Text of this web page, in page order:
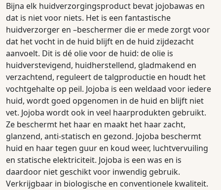
Bijna elk huidverzorgingsproduct bevat jojobawas en
dat is niet voor niets. Het is een fantastische
huidverzorger en –beschermer die er mede zorgt voor
dat het vocht in de huid blijft en de huid zijdezacht
aanvoelt. Dit is dé olie voor de huid: de olie is
huidverstevigend, huidherstellend, gladmakend en
verzachtend, reguleert de talgproductie en houdt het
vochtgehalte op peil. Jojoba is een weldaad voor iedere
huid, wordt goed opgenomen in de huid en blijft niet
vet. Jojoba wordt ook in veel haarprodukten gebruikt.
Ze beschermt het haar en maakt het haar zacht,
glanzend, anti-statisch en gezond. Jojoba beschermt
huid en haar tegen guur en koud weer, luchtvervuiling
en statische elektriciteit. Jojoba is een was en is
daardoor niet geschikt voor inwendig gebruik.
Verkrijgbaar in biologische en conventionele kwaliteit.